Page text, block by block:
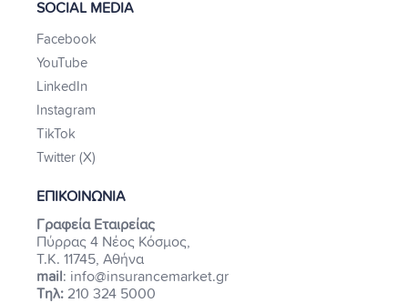
SOCIAL MEDIA
Facebook
YouTube
LinkedIn
Instagram
TikTok
Twitter (X)
ΕΠΙΚΟΙΝΩΝΙΑ
Γραφεία Εταιρείας
Πύρρας 4 Νέος Κόσμος,
Τ.Κ. 11745, Αθήνα
mail: info@insurancemarket.gr
Τηλ: 210 324 5000